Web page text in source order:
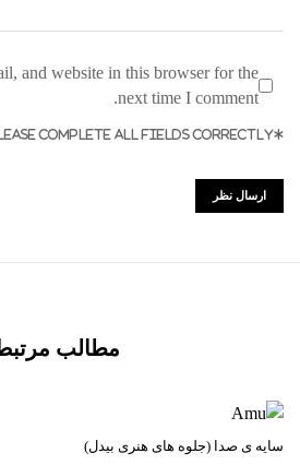
and website in this browser for the
next time I comment.
*PLEASE COMPLETE ALL FIELDS CORRECTLY
مطالب
سایه ی صدا (جلوه های هنری بیدل)